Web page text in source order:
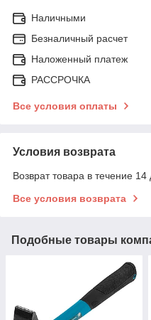
Наличными
Безналичный расчет
Наложенный платеж
РАССРОЧКА
Все условия оплаты
Условия возврата
Возврат товара в течение
Все условия возврата
Подобные товары